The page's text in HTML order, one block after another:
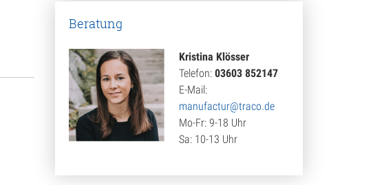
Beratung
Kristina Klösser
Telefon: 03603 852147
E-Mail:
manufactur@traco.de
Mo-Fr: 9-18 Uhr
Sa: 10-13 Uhr